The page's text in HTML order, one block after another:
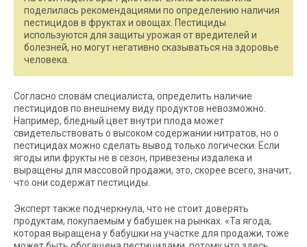
поделилась рекомендациями по определению наличия
пестицидов в фруктах и овощах. Пестициды
используются для защиты урожая от вредителей и
болезней, но могут негативно сказываться на здоровье
человека.
Согласно словам специалиста, определить наличие
пестицидов по внешнему виду продуктов невозможно.
Например, бледный цвет внутри плода может
свидетельствовать о высоком содержании нитратов, но о
пестицидах можно сделать вывод только логически. Если
ягоды или фрукты не в сезон, привезены издалека и
выращены для массовой продажи, это, скорее всего, значит,
что они содержат пестициды.
Эксперт также подчеркнула, что не стоит доверять
продуктам, покупаемым у бабушек на рынках. «Та ягода,
которая выращена у бабушки на участке для продажи, тоже